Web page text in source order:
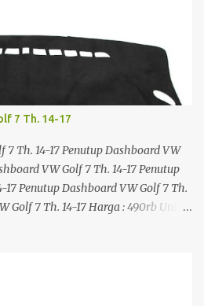
7 Th. 14-17
7 Th. 14-17 Penutup Dashboard VW
VW Golf 7 Th. 14-17 Penutup
17 Penutup Dashboard VW Golf 7 Th.
Golf 7 Th. 14-17 Harga : 490rb Untuk